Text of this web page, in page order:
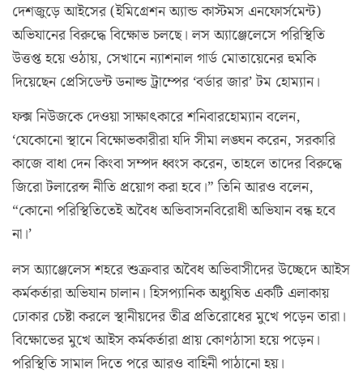
দেশজুড়ে আইসের (ইমিগ্রেশন অ্যান্ড কাস্টমস এনফোর্সমেন্ট)
অভিযানের বিরুদ্ধে বিক্ষোভ চলছে। লস অ্যাঞ্জেলেসে পরিস্থিতি
উত্তপ্ত হয়ে ওঠায়, সেখানে ন্যাশনাল গার্ড মোতায়েনের হুমকি
দিয়েছেন প্রেসিডেন্ট ডনাল্ড ট্রাম্পের ‘বর্ডার জার’ টম হোম্যান।
ফক্স নিউজকে দেওয়া সাক্ষাৎকারে শনিবারহোম্যান বলেন,
‘যেকোনো স্থানে বিক্ষোভকারীরা যদি সীমা লঙ্ঘন করেন, সরকারি
কাজে বাধা দেন কিংবা সম্পদ ধ্বংস করেন, তাহলে তাদের বিরুদ্ধে
জিরো টলারেন্স নীতি প্রয়োগ করা হবে।” তিনি আরও বলেন,
“কোনো পরিস্থিতিতেই অবৈধ অভিবাসনবিরোধী অভিযান বন্ধ হবে
না।’
লস অ্যাঞ্জেলেস শহরে শুক্রবার অবৈধ অভিবাসীদের উচ্ছেদে আইস
কর্মকর্তারা অভিযান চালান। হিসপ্যানিক অধ্যুষিত একটি এলাকায়
ঢোকার চেষ্টা করলে স্থানীয়দের তীব্র প্রতিরোধের মুখে পড়েন তারা।
বিক্ষোভের মুখে আইস কর্মকর্তারা প্রায় কোণঠাসা হয়ে পড়েন।
পরিস্থিতি সামাল দিতে পরে আরও বাহিনী পাঠানো হয়।